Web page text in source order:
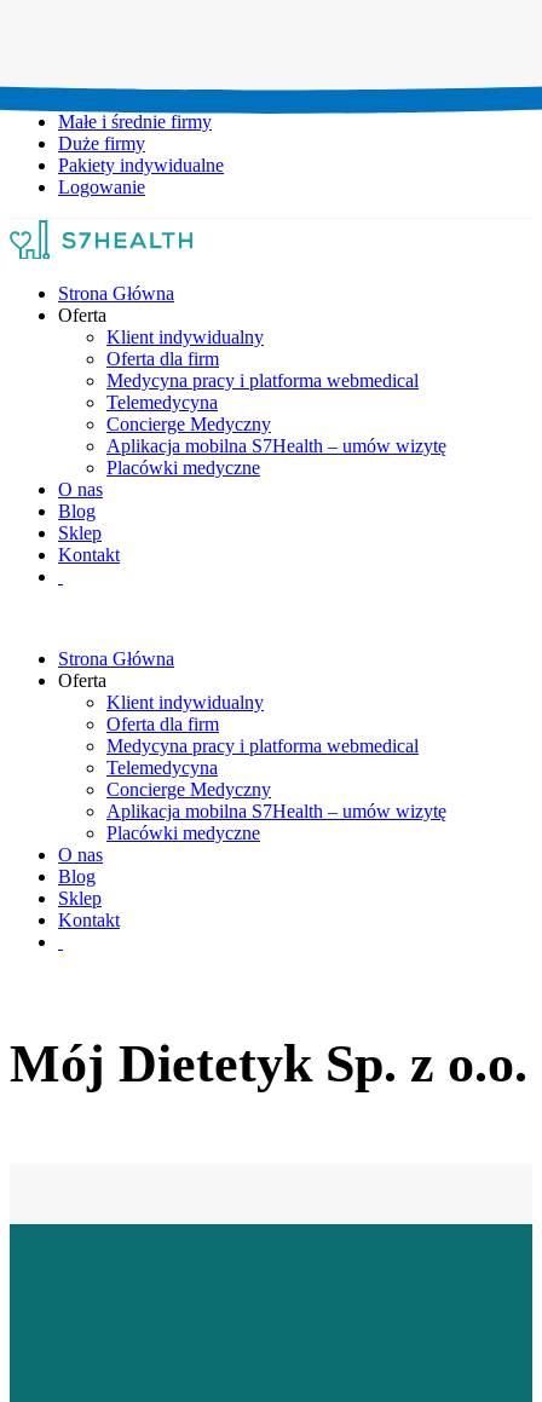
Małe i średnie firmy
Duże firmy
Pakiety indywidualne
Logowanie
Strona Główna
Oferta
Klient indywidualny
Oferta dla firm
Medycyna pracy i platforma webmedical
Telemedycyna
Concierge Medyczny
Aplikacja mobilna S7Health – umów wizytę
Placówki medyczne
O nas
Blog
Sklep
Kontakt
Strona Główna
Oferta
Klient indywidualny
Oferta dla firm
Medycyna pracy i platforma webmedical
Telemedycyna
Concierge Medyczny
Aplikacja mobilna S7Health – umów wizytę
Placówki medyczne
O nas
Blog
Sklep
Kontakt
Mój Dietetyk Sp. z o.o.